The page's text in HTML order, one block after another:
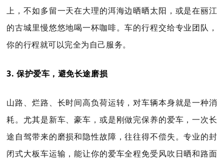
上，不如多留一天在大理的洱海边晒晒太阳，或是在丽江
的古城里慢悠悠地喝一杯咖啡。车的行程交给专业团队，
你的行程就可以完全为自己服务。
3. 保护爱车，避免长途磨损
山路、烂路、长时间高负荷运转，对车辆本身就是一种消
耗。尤其是新车、豪车，或是刚做完保养的爱车，一次长
途自驾带来的磨损和隐性故障，往往得不偿失。专业的封
闭式大板车运输，能让你的爱车全程免受风吹日晒和路面